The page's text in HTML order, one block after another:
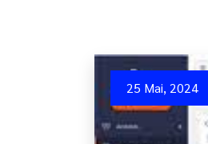
25 Mai, 2024